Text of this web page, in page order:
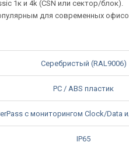
1к и 4k (CSN или сектор/блок).
для современных
Серебристый (RAL9006)
PC / ABS пластик
с мониторингом Clock/Data
IP65